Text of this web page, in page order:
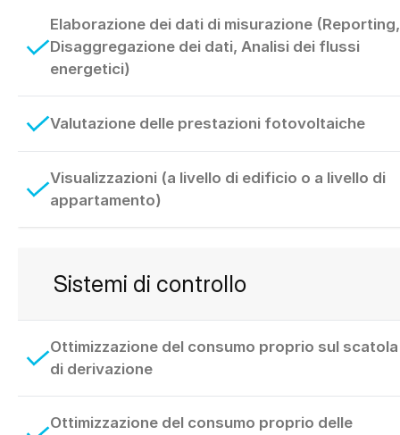
Elaborazione dei dati di misurazione (Reporting,
Disaggregazione dei dati, Analisi dei flussi
energetici)
Valutazione delle prestazioni fotovoltaiche
Visualizzazioni (a livello di edificio o a livello di
appartamento)
Sistemi di controllo
Ottimizzazione del consumo proprio sul scatola
di derivazione
Ottimizzazione del consumo proprio delle